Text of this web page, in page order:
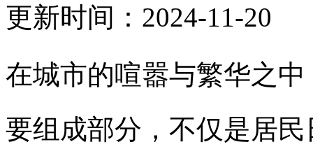
更新时间：2024-11-20
在城市的喧嚣与繁华之
要组成部分，不仅是居